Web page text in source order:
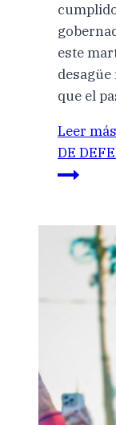
este
que el
Leer más
DE